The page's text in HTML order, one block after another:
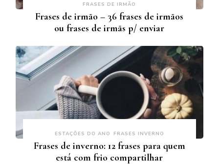
FRASES DE IRMÃO
Frases de irmão – 36 frases de irmãos
ou frases de irmãs p/ enviar
ESTAÇÕES DO ANO FRASES INVERNO
Frases de inverno: 12 frases para quem
está com frio compartilhar